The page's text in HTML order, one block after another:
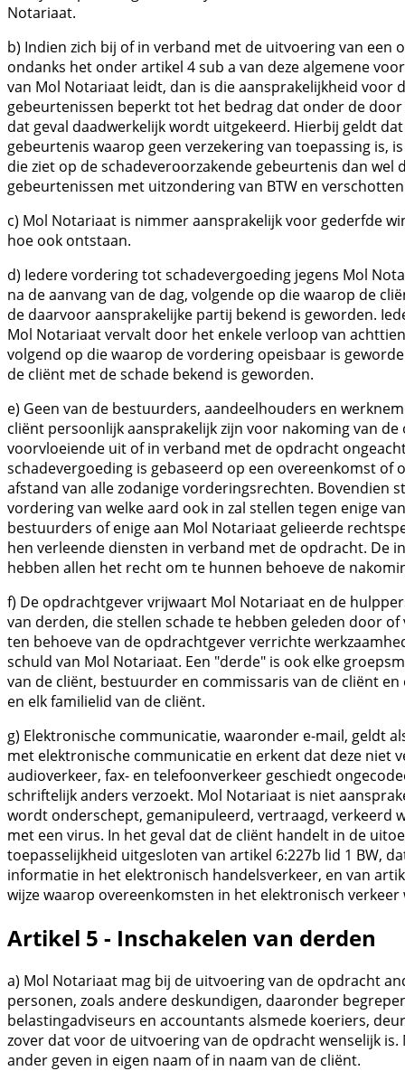
Notariaat.
b) Indien zich bij of in verband met de uitvoering van
ondanks het onder artikel 4 sub a van deze algemene
van Mol Notariaat leidt, dan is die aansprakelijkheid voor
gebeurtenissen beperkt tot het bedrag dat onder de
dat geval daadwerkelijk wordt uitgekeerd. Hierbij geldt
gebeurtenis waarop geen verzekering van toepassing is,
die ziet op de schadeveroorzakende gebeurtenis dan wel
gebeurtenissen met uitzondering van BTW en
c) Mol Notariaat is nimmer aansprakelijk voor gederfde
hoe ook ontstaan.
d) Iedere vordering tot schadevergoeding jegens Mol
na de aanvang van de dag, volgende op die waarop de
de daarvoor aansprakelijke partij bekend is geworden.
Mol Notariaat vervalt door het enkele verloop van
volgend op die waarop de vordering opeisbaar is
de cliënt met de schade bekend is geworden.
e) Geen van de bestuurders, aandeelhouders en
cliënt persoonlijk aansprakelijk zijn voor nakoming van
voorvloeiende uit of in verband met de opdracht
schadevergoeding is gebaseerd op een overeenkomst of
afstand van alle zodanige vorderingsrechten. Bovendien
vordering van welke aard ook in zal stellen tegen enige
bestuurders of enige aan Mol Notariaat gelieerde
hen verleende diensten in verband met de opdracht. De
hebben allen het recht om te hunnen behoeve de
f) De opdrachtgever vrijwaart Mol Notariaat en de
van derden, die stellen schade te hebben geleden door
ten behoeve van de opdrachtgever verrichte
schuld van Mol Notariaat. Een "derde" is ook elke
van de cliënt, bestuurder en commissaris van de cliënt
en elk familielid van de cliënt.
g) Elektronische communicatie, waaronder e-mail, geldt
met elektronische communicatie en erkent dat deze niet
audioverkeer, fax- en telefoonverkeer geschiedt
schriftelijk anders verzoekt. Mol Notariaat is niet
wordt onderschept, gemanipuleerd, vertraagd,
met een virus. In het geval dat de cliënt handelt in de
toepasselijkheid uitgesloten van artikel 6:227b lid 1 BW,
informatie in het elektronisch handelsverkeer, en van
wijze waarop overeenkomsten in het elektronisch verkeer
Artikel 5 - Inschakelen van derden
a) Mol Notariaat mag bij de uitvoering van de opdracht
personen, zoals andere deskundigen, daaronder
belastingadviseurs en accountants alsmede koeriers,
zover dat voor de uitvoering van de opdracht wenselijk
ander geven in eigen naam of in naam van de cliënt.